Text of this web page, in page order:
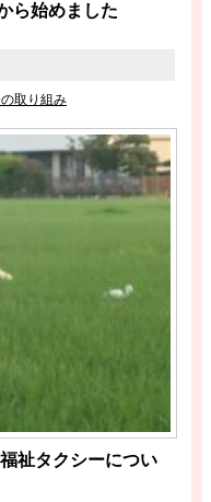
ら始めました
取り組み
祉タクシーについ